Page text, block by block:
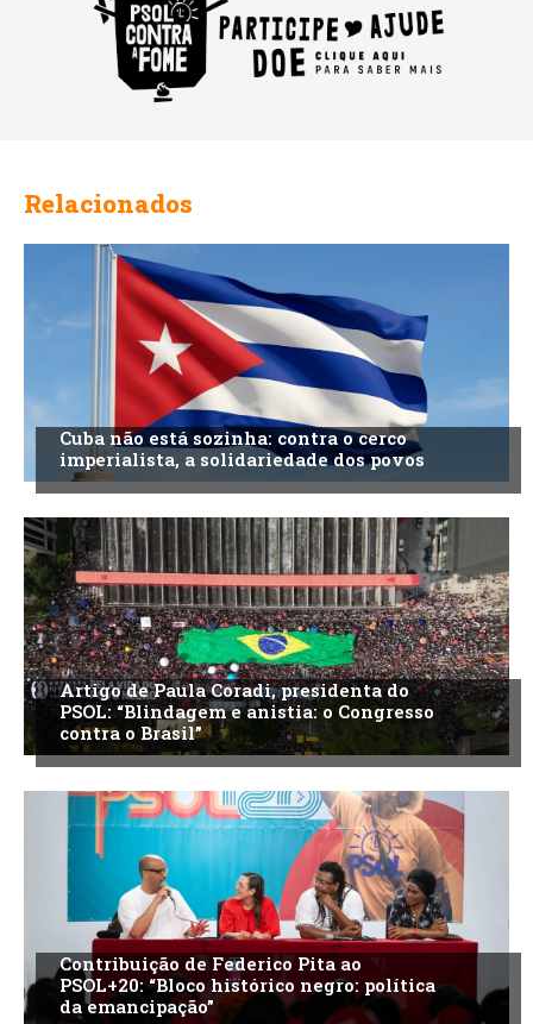
Relacionados
Cuba não está sozinha: contra o cerco
imperialista, a solidariedade dos povos
Artigo de Paula Coradi, presidenta do
PSOL: “Blindagem e anistia: o Congresso
contra o Brasil”
Contribuição de Federico Pita ao
PSOL+20: “Bloco histórico negro: política
da emancipação”